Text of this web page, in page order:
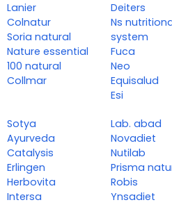
Lanier
Colnatur
Soria natural
Nature essential
100 natural
Collmar
Deiters
Ns
system
Fuca
Neo
Equisalud
Esi
Sotya
Ayurveda
Catalysis
Erlingen
Herbovita
Intersa
Lab. abad
Novadiet
Nutilab
Prisma
Robis
Ynsadiet